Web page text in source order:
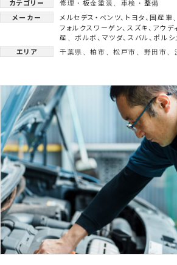
カテゴリー 修理・板金塗装 、 車検・整備
メーカー
メルセデス・ベンツ、 トヨタ、国産車
フォルクスワーゲン、 スズキ、 アウデ
産
ボルボ、 マツダ、 スバル、 ポルシ
エリア
千葉県 、柏市 、松戸市 、 野田市、